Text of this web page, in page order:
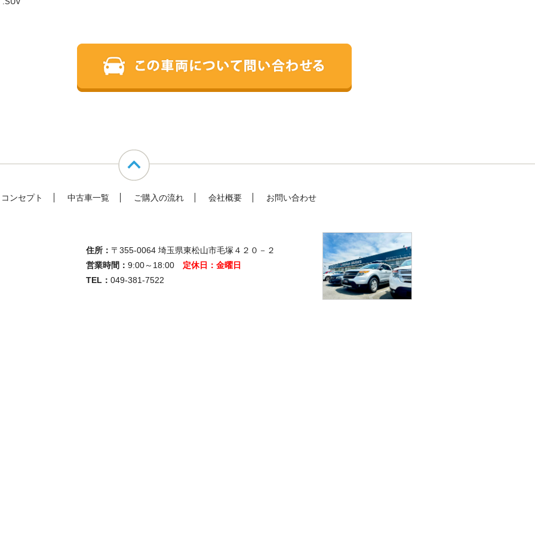
コンセプト 中古車一覧 ご購入の流れ 会社概要 お問い合わせ
住所： 〒355-0064 埼玉県東松山市毛塚４２０－２
営業時間： 9:00～18:00 定休日：金曜日
TEL： 049-381-7522